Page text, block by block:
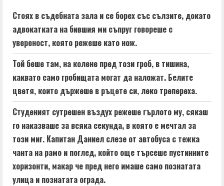
e
R
e
a
d
i
n
g
Стоях в съдебната зала и се борех със сълзите, докато
адвокатката на бившия ми съпруг говореше с
увереност, която режеше като нож.
Той беше там, на колене пред този гроб, в тишина,
каквато само гробищата могат да наложат. Белите
цветя, които държеше в ръцете си, леко трепереха.
Студеният сутрешен въздух режеше гърлото му, сякаш
го наказваше за всяка секунда, в която е мечтал за
този миг. Капитан Даниел слезе от автобуса с тежка
чанта на рамо и поглед, който още търсеше пустинните
хоризонти, макар че пред него имаше само познатата
улица и познатата ограда.